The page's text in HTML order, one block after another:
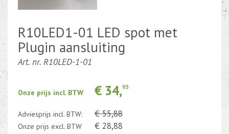
CEE-stekker-contra 380-230V
Beweging-Tijd-Rook Sensors
Bulkverpakking
R10LED1-01 LED spot met
Plugin aansluiting
Art. nr. R10LED-1-01
Onze prijs incl. BTW € 34,95
Adviesprijs incl. BTW: € 55,88
Onze prijs excl. BTW
€ 28,88